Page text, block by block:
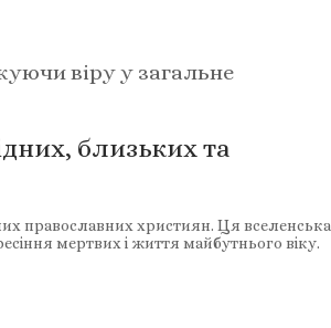
віру у загальне
близьких та
православних християн. Ця вселенська
мертвих і життя майбутнього віку.